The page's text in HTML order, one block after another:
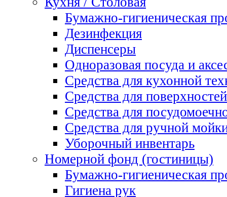
Бумажно-гигиеническая
Дезинфекция
Диспенсеры
Одноразовая посуда и
Средства для кухонной
Средства для поверхностей
Средства для
Средства для ручной
Уборочный инвентарь
Номерной фонд (гостиницы)
Бумажно-гигиеническая
Гигиена рук